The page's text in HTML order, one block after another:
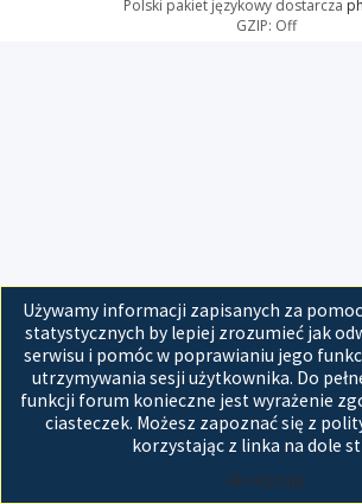
Używamy informacji zapisanych za
statystycznych by lepiej zrozumieć jak
serwisu i pomóc w poprawianiu jego
utrzymywania sesji użytkownika. Do
funkcji forum konieczne jest wyrażenie
ciasteczek. Możesz zapoznać się z
korzystając z linka na dole
Akceptuję
Polski pakiet językowy dostarcza
GZIP: Off